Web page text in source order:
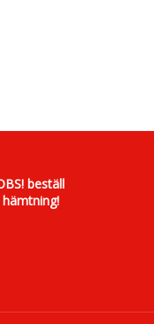
beställ